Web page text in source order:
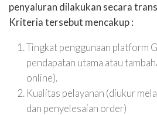
penyaluran dilakukan secara
Kriteria tersebut mencakup :
Tingkat penggunaan platform
pendapatan utama atau
online).
Kualitas pelayanan (diukur
dan penyelesaian order)